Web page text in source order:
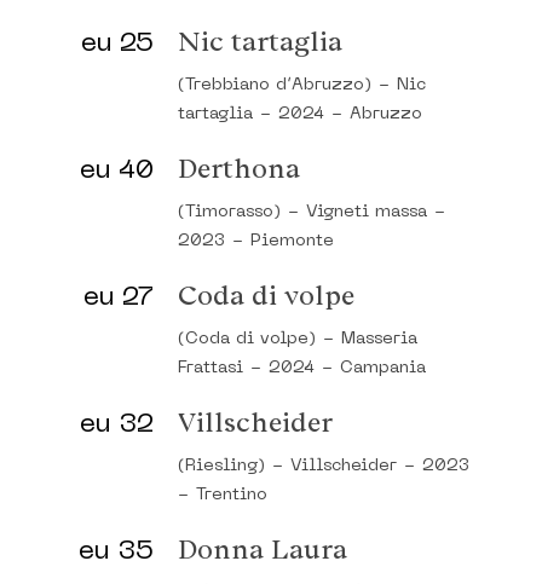
eu 25 Nic tartaglia
(Trebbiano d’Abruzzo) -
Nic
tartaglia - 2024 - Abruzzo
eu 40 Derthona
(Timorasso) - Vigneti massa -
2023
- Piemonte
eu 27 Coda di volpe
(Coda di volpe) -
Masseria
Frattasi - 2024 - Campania
eu 32 Villscheider
(Riesling) - Villscheider - 2023
-
Trentino
eu 35 Donna Laura